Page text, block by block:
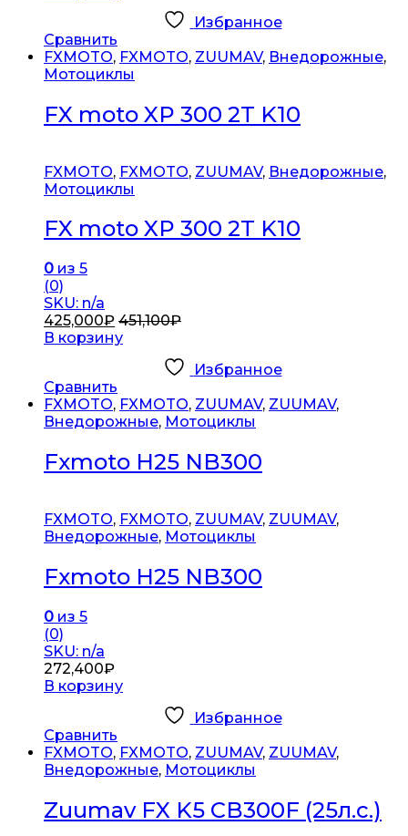
Избранное
Сравнить
FXMOTO, FXMOTO, ZUUMAV, Внедорожные,
Мотоциклы
FX moto XP 300 2T K10
FXMOTO, FXMOTO, ZUUMAV, Внедорожные,
Мотоциклы
FX moto XP 300 2T K10
0 из 5
(0)
SKU: n/a
425,000₽ 451,100₽
В корзину
Избранное
Сравнить
FXMOTO, FXMOTO, ZUUMAV, ZUUMAV,
Внедорожные, Мотоциклы
Fxmoto H25 NB300
FXMOTO, FXMOTO, ZUUMAV, ZUUMAV,
Внедорожные, Мотоциклы
Fxmoto H25 NB300
0 из 5
(0)
SKU: n/a
272,400₽
В корзину
Избранное
Сравнить
FXMOTO, FXMOTO, ZUUMAV, ZUUMAV,
Внедорожные, Мотоциклы
Zuumav FX K5 CB300F (25л.с.)